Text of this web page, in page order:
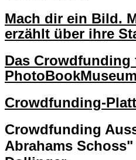
Mach dir ein Bild.
erzählt über ihre
Das Crowdfunding
PhotoBookMuseum
Crowdfunding-
Crowdfunding
Abrahams